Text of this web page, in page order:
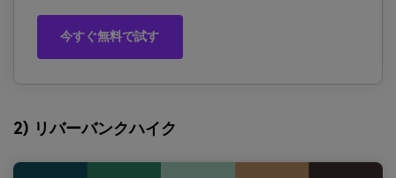
今すぐ無料で試す
2) リバーバンクハイク